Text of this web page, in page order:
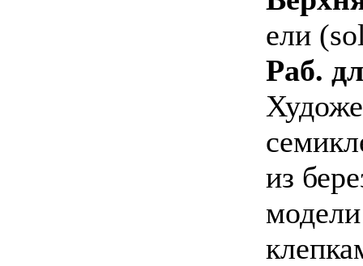
ели
Раб.
из